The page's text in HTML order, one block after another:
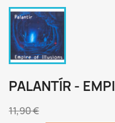
PALANTÍR -
11,90 €